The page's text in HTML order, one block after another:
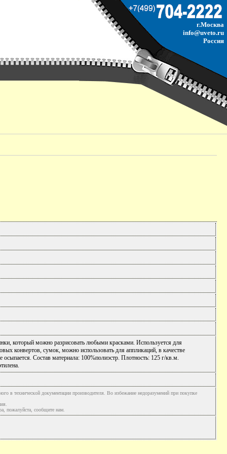
г.Москва
info@uveto.ru
Россия
который можно разрисовать любыми красками. Используется для
конвертов, сумок, можно использовать для аппликаций, в качестве
Состав материала: 100%полиэстр. Плотность: 125 г/кв.м.
в технической документации производителя. Во избежание недоразумений при покупке
пожалуйста, сообщите нам.